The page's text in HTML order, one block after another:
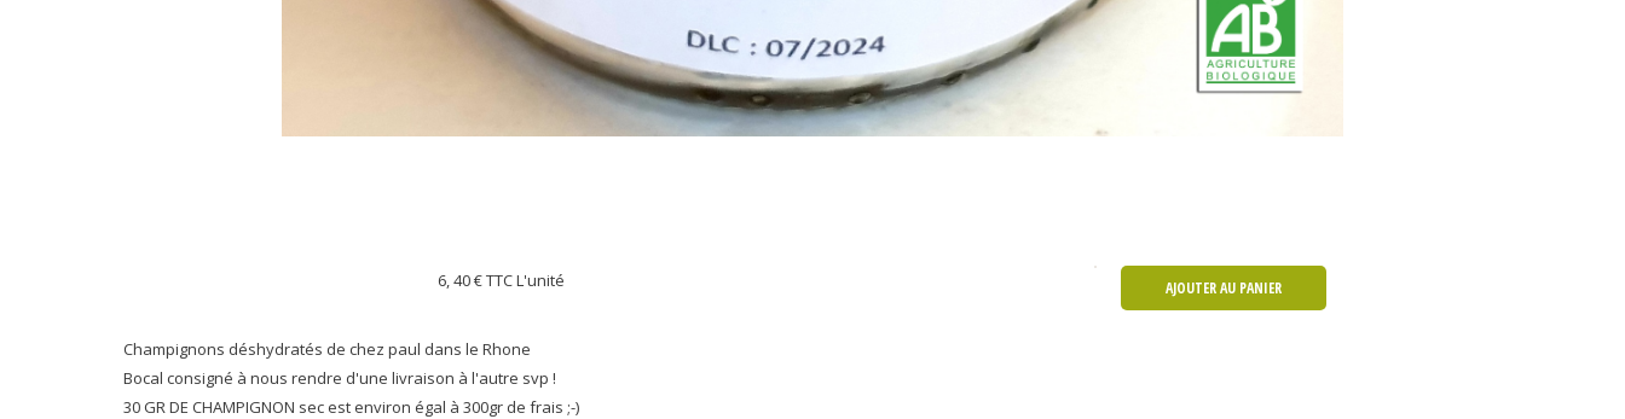
6, 40 €TTC L'unité AJOUTER AU PANIER
Champignons déshydratés de chez paul dans le Rhone
Bocal consigné à nous rendre d'une livraison à l'autre svp !
30 GR DE CHAMPIGNON sec est environ égal à 300gr de frais ;-)